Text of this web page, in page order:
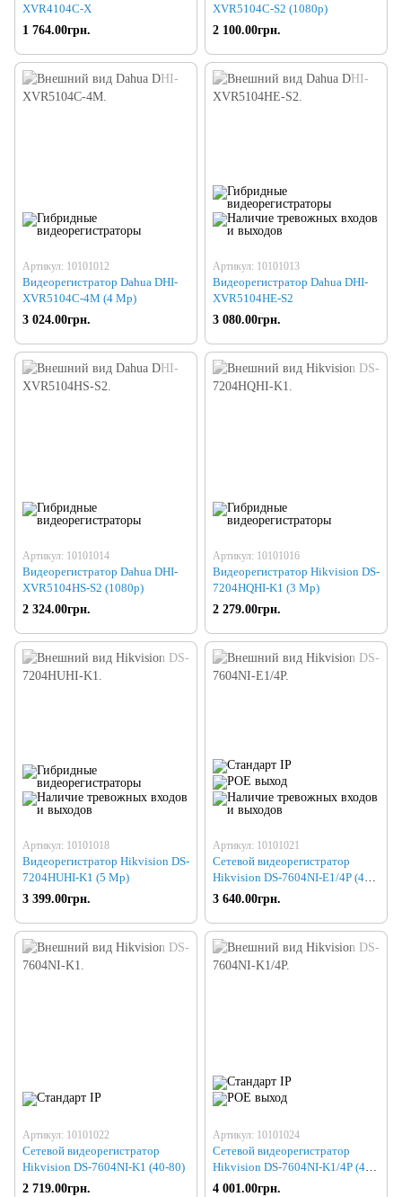
XVR4104C-X
1 764.00грн.
XVR5104C-S2 (1080р)
2 100.00грн.
Артикул: 10101012
Видеорегистратор Dahua DHI-
XVR5104C-4M (4 Mp)
3 024.00грн.
Артикул: 10101013
Видеорегистратор Dahua DHI-
XVR5104HE-S2
3 080.00грн.
Артикул: 10101014
Видеорегистратор Dahua DHI-
XVR5104HS-S2 (1080p)
2 324.00грн.
Артикул: 10101016
Видеорегистратор Hikvision DS-
7204HQHI-K1 (3 Mp)
2 279.00грн.
Артикул: 10101018
Видеорегистратор Hikvision DS-
7204HUHI-K1 (5 Mp)
3 399.00грн.
Артикул: 10101021
Сетевой видеорегистратор
Hikvision DS-7604NI-E1/4P (40-
80)
3 640.00грн.
Артикул: 10101022
Сетевой видеорегистратор
Hikvision DS-7604NI-K1 (40-80)
2 719.00грн.
Артикул: 10101024
Сетевой видеорегистратор
Hikvision DS-7604NI-K1/4P (40-
80)
4 001.00грн.